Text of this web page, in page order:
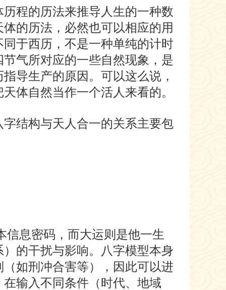
程的历法来推导人生的一种数
的历法，必然也可以相应的用
于西历，不是一种单纯的计时
气所对应的一些自然现象，是
导生产的原因。可以这么说，
体自然当作一个活人来看的。
结构与天人合一的关系主要包
息密码，而大运则是他一生
的干扰与影响。八字模型本身
如刑冲合害等），因此可以进
输入不同条件（时代、地域